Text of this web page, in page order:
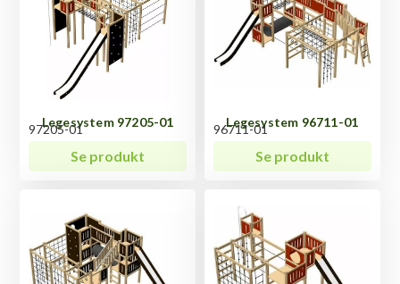
Legesystem 97205-01
97205-01
Se produkt
Legesystem 96711-01
96711-01
Se produkt